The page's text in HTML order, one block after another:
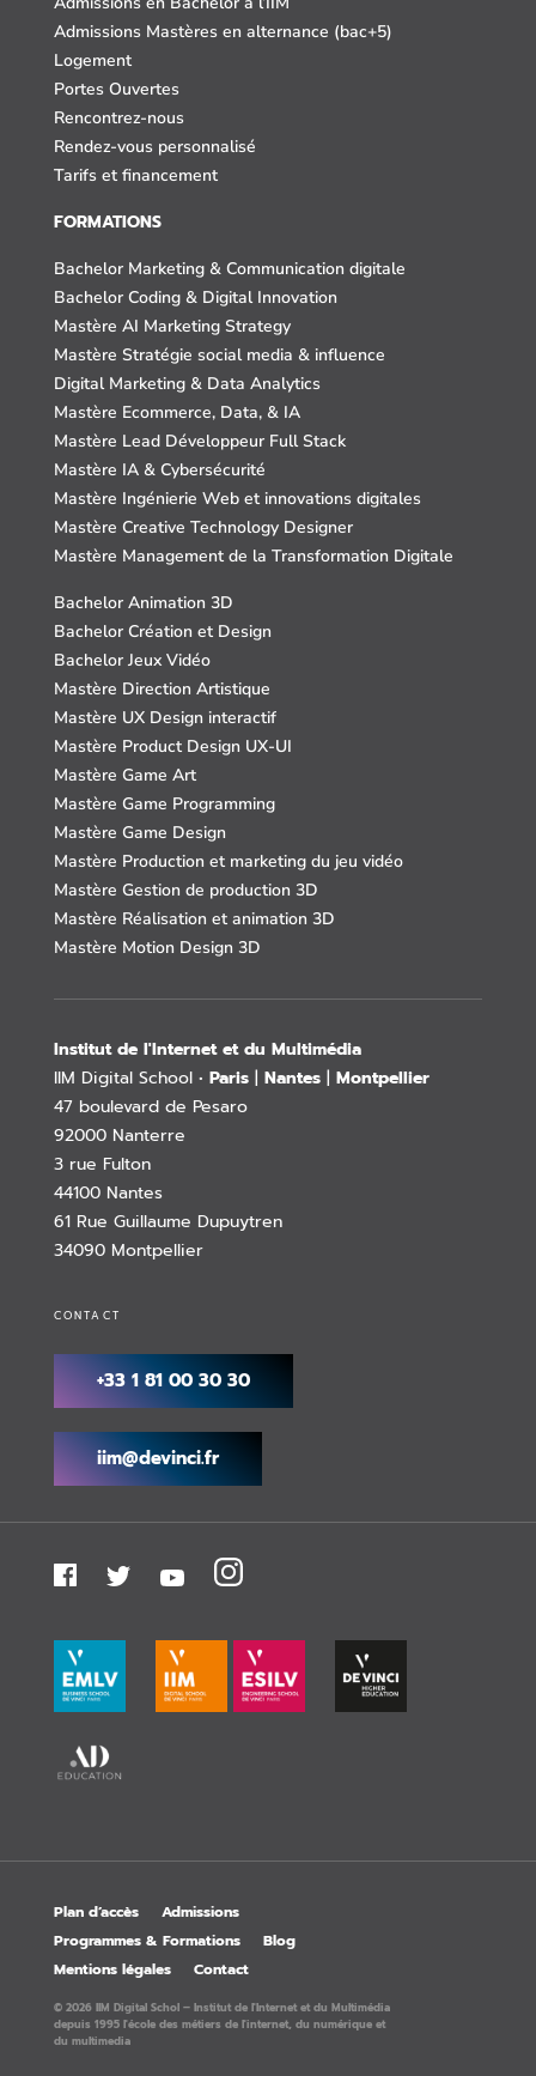
Admissions Mastères en alternance (bac+5)
Logement
Portes Ouvertes
Rencontrez-nous
Rendez-vous personnalisé
Tarifs et financement
FORMATIONS
Bachelor Marketing & Communication digitale
Bachelor Coding & Digital Innovation
Mastère AI Marketing Strategy
Mastère Stratégie social media & influence
Digital Marketing & Data Analytics
Mastère Ecommerce, Data, & IA
Mastère Lead Développeur Full Stack
Mastère IA & Cybersécurité
Mastère Ingénierie Web et innovations digitales
Mastère Creative Technology Designer
Mastère Management de la Transformation Digitale
Bachelor Animation 3D
Bachelor Création et Design
Bachelor Jeux Vidéo
Mastère Direction Artistique
Mastère UX Design interactif
Mastère Product Design UX-UI
Mastère Game Art
Mastère Game Programming
Mastère Game Design
Mastère Production et marketing du jeu vidéo
Mastère Gestion de production 3D
Mastère Réalisation et animation 3D
Mastère Motion Design 3D
Institut de l'Internet et du Multimédia
IIM Digital School • Paris | Nantes | Montpellier
47 boulevard de Pesaro
92000 Nanterre
3 rue Fulton
44100 Nantes
61 Rue Guillaume Dupuytren
34090 Montpellier
CONTACT
+33 1 81 00 30 30
iim@devinci.fr
Plan d’accès
Admissions
Programmes & Formations
Blog
Mentions légales
Contact
© 2026 IIM Digital Schol – Institut de l'Internet et du Multimédia
depuis 1995 l'école des métiers de l'internet, du numérique et
du multimedia